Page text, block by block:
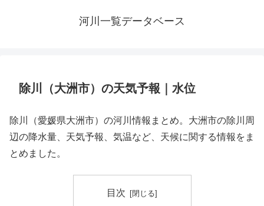
河川一覧データベース
除川（大洲市）の天気予報｜水位
除川（愛媛県大洲市）の河川情報まとめ。大洲市の除川周
辺の降水量、天気予報、気温など、天候に関する情報をま
とめました。
目次